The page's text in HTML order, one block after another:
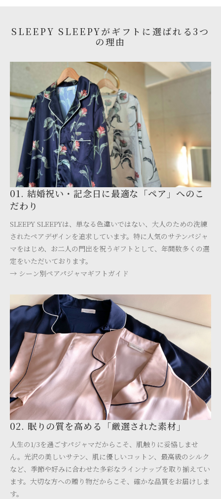
SLEEPY SLEEPYがギフトに選ばれる3つ
の理由
01. 結婚祝い・記念日に最適な「ペア」へのこ
だわり
SLEEPY SLEEPYは、単なる色違いではない、大人のための洗練
されたペアデザインを追求しています。特に人気のサテンパジャ
マをはじめ、お二人の門出を祝うギフトとして、年間数多くの選
定をいただいております。
→ シーン別ペアパジャマギフトガイド
02. 眠りの質を高める「厳選された素材」
人生の1/3を過ごすパジャマだからこそ、肌触りに妥協しませ
ん。光沢の美しいサテン、肌に優しいコットン、最高級のシルク
など、季節や好みに合わせた多彩なラインナップを取り揃えてい
ます。大切な方への贈り物だからこそ、確かな品質をお届けしま
す。